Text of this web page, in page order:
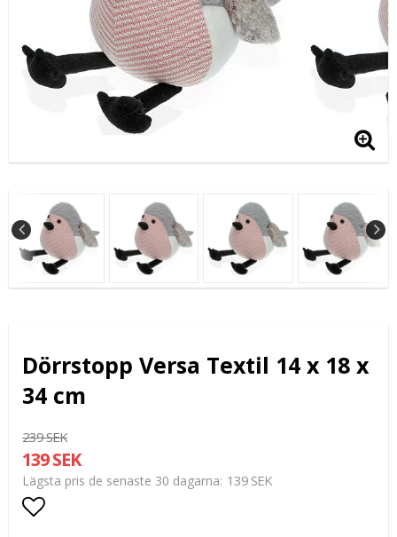
Dörrstopp Versa Textil 14 x 18 x
34 cm
239 SEK
139 SEK
Lägsta pris de senaste 30 dagarna 139 SEK